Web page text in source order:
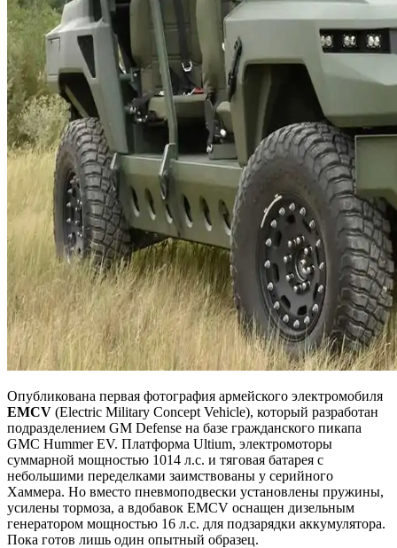
Опубликована первая фотография армейского электромобиля
EMCV (Electric Military Concept Vehicle), который разработан
подразделением GM Defense на базе гражданского пикапа
GMC Hummer EV. Платформа Ultium, электромоторы
суммарной мощностью 1014 л.с. и тяговая батарея с
небольшими переделками заимствованы у серийного
Хаммера. Но вместо пневмоподвески установлены пружины,
усилены тормоза, а вдобавок EMCV оснащен дизельным
генератором мощностью 16 л.с. для подзарядки аккумулятора.
Пока готов лишь один опытный образец.